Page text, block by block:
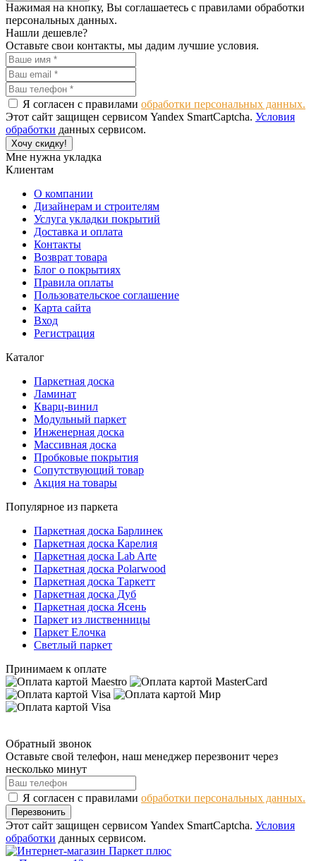
Нажимая на кнопку, Вы соглашаетесь с правилами обработки
персональных данных.
Нашли дешевле?
Оставьте свои контакты, мы дадим лучшие условия.
Я согласен с правилами обработки персональных данных.
Этот сайт защищен сервисом Yandex SmartCaptcha. Условия
обработки данных сервисом.
Хочу скидку!
Мне нужна укладка
Клиентам
О компании
Дизайнерам и строителям
Услуга укладки покрытий
Доставка и оплата
Контакты
Возврат товара
Блог о покрытиях
Правила оплаты
Пользовательское соглашение
Карта сайта
Вход
Регистрация
Каталог
Паркетная доска
Ламинат
Кварц-винил
Модульный паркет
Инженерная доска
Массивная доска
Пробковые покрытия
Сопутствующий товар
Акция на товары
Популярное из паркета
Паркетная доска Барлинек
Паркетная доска Карелия
Паркетная доска Lab Arte
Паркетная доска Polarwood
Паркетная доска Таркетт
Паркетная доска Дуб
Паркетная доска Ясень
Паркет из лиственницы
Паркет Елочка
Светлый паркет
Принимаем к оплате
Обратный звонок
Оставьте свой телефон, наш менеджер перезвонит через
несколько минут
Я согласен с правилами обработки персональных данных.
Перезвонить
Этот сайт защищен сервисом Yandex SmartCaptcha. Условия
обработки данных сервисом.